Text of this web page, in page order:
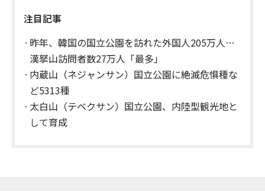
注目記事
昨年、韓国の国立公園を訪れた外国人205万人…
漢拏山訪問者数27万人「最多」
内蔵山（ネジャンサン）国立公園に絶滅危惧種な
ど5313種
太白山（テベクサン）国立公園、内陸型観光地と
して育成